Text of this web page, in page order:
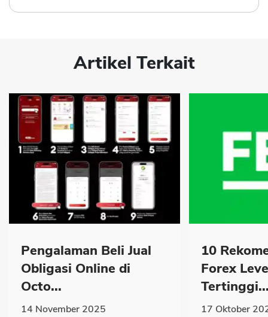
Artikel Terkait
Pengalaman Beli Jual
Obligasi Online di
Octo...
14 November 2025
10
Forex
17 Oktober